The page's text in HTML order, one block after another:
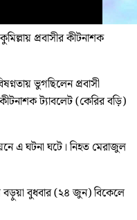
প্রবাসীর কীটনাশক
ভুগছিলেন প্রবাসী
ট্যাবলেট (কেরির বড়ি)
এ ঘটনা ঘটে। নিহত মেরাজুল
বড়ুয়া বুধবার (২৪ জুন) বিকেলে